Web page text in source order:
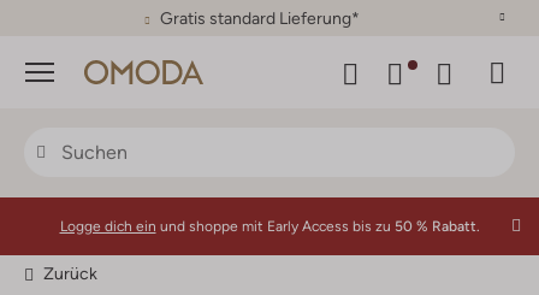
30 Tage Rückgaberecht
Menü
Logge dich ein und shoppe mit Early Access bis zu 50 % Rabatt.
Zurück